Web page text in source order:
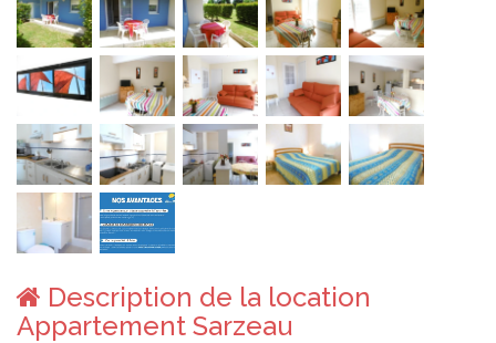
Description de la location
Appartement Sarzeau